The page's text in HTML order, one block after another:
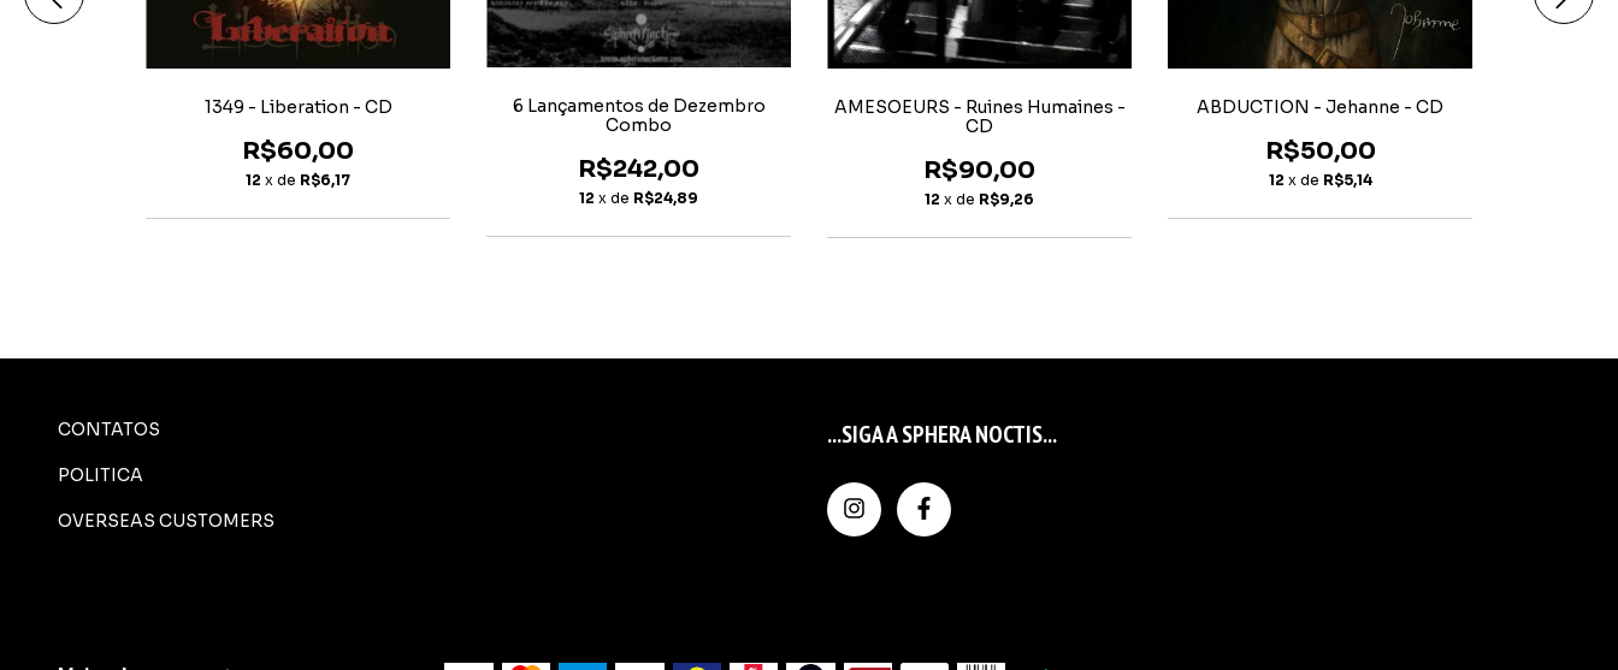
1349 - Liberation - CD
R$60,00
12 x de R$6,17
6 Lançamentos de Dezembro
Combo
R$242,00
12 x de R$24,89
AMESOEURS - Ruines Humaines -
CD
R$90,00
12 x de R$9,26
ABDUCTION - Jehanne - CD
R$50,00
12 x de R$5,14
CONTATOS
POLITICA
OVERSEAS CUSTOMERS
...SIGA A SPHERA NOCTIS...